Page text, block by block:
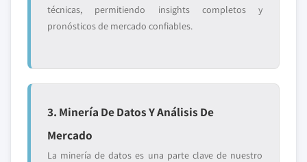
técnicas, permitiendo insights completos y
pronósticos de mercado confiables.
3. Minería De Datos Y Análisis De
Mercado
La minería de datos es una parte clave de nuestro